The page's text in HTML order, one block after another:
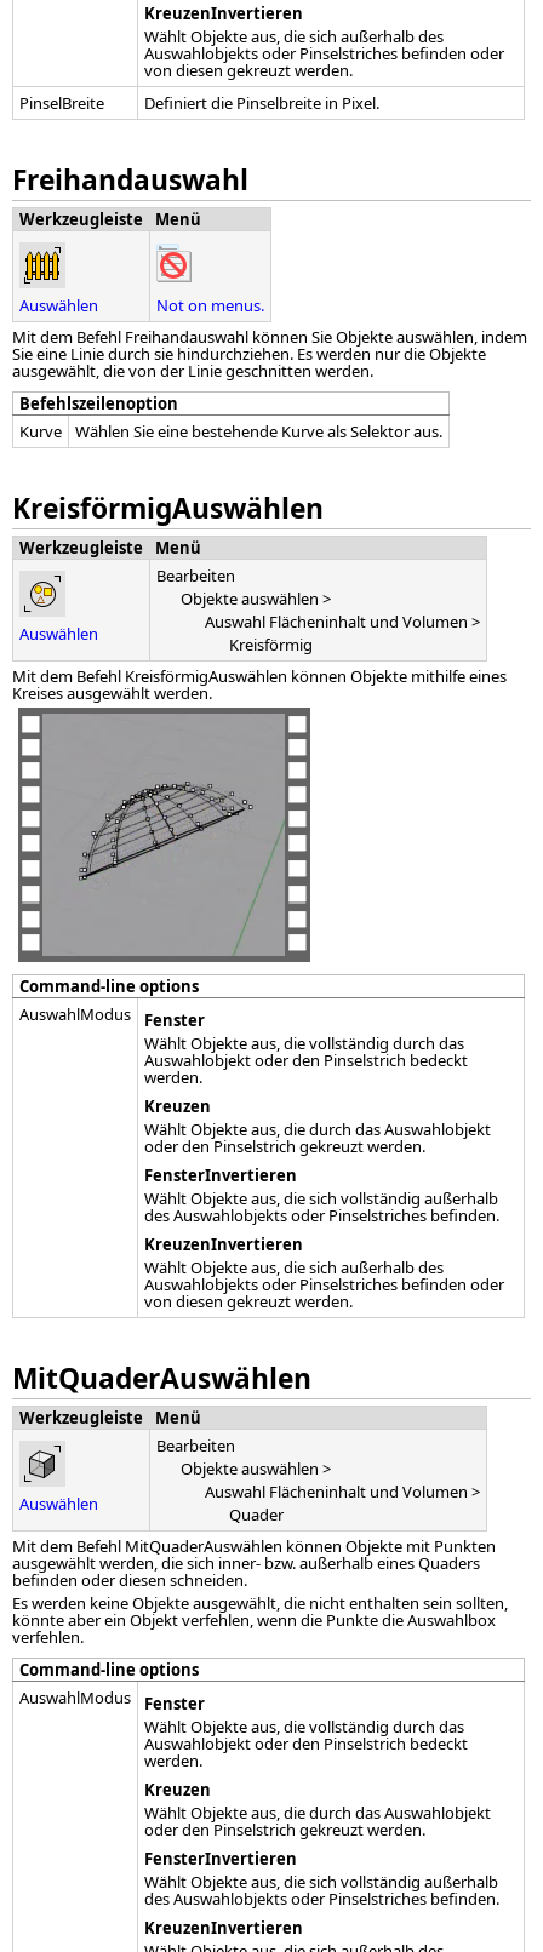
KreuzenInvertieren
Wählt Objekte aus, die sich außerhalb des
Auswahlobjekts oder Pinselstriches befinden oder
von diesen gekreuzt werden.
PinselBreite
Definiert die Pinselbreite in Pixel.
Freihandauswahl
Werkzeugleiste Menü
Auswählen
Not on menus.
Mit dem Befehl Freihandauswahl können Sie Objekte auswählen, indem
Sie eine Linie durch sie hindurchziehen. Es werden nur die Objekte
ausgewählt, die von der Linie geschnitten werden.
Befehlszeilenoption
Kurve
Wählen Sie eine bestehende Kurve als Selektor aus.
KreisförmigAuswählen
Werkzeugleiste Menü
Auswählen
Bearbeiten
Objekte auswählen >
Auswahl Flächeninhalt und Volumen >
Kreisförmig
Mit dem Befehl KreisförmigAuswählen können Objekte mithilfe eines
Kreises ausgewählt werden.
Command-line options
AuswahlModus
Fenster
Wählt Objekte aus, die vollständig durch das
Auswahlobjekt oder den Pinselstrich bedeckt
werden.
Kreuzen
Wählt Objekte aus, die durch das Auswahlobjekt
oder den Pinselstrich gekreuzt werden.
FensterInvertieren
Wählt Objekte aus, die sich vollständig außerhalb
des Auswahlobjekts oder Pinselstriches befinden.
KreuzenInvertieren
Wählt Objekte aus, die sich außerhalb des
Auswahlobjekts oder Pinselstriches befinden oder
von diesen gekreuzt werden.
MitQuaderAuswählen
Werkzeugleiste Menü
Auswählen
Bearbeiten
Objekte auswählen >
Auswahl Flächeninhalt und Volumen >
Quader
Mit dem Befehl MitQuaderAuswählen können Objekte mit Punkten
ausgewählt werden, die sich inner- bzw. außerhalb eines Quaders
befinden oder diesen schneiden.
Es werden keine Objekte ausgewählt, die nicht enthalten sein sollten,
könnte aber ein Objekt verfehlen, wenn die Punkte die Auswahlbox
verfehlen.
Command-line options
AuswahlModus
Fenster
Wählt Objekte aus, die vollständig durch das
Auswahlobjekt oder den Pinselstrich bedeckt
werden.
Kreuzen
Wählt Objekte aus, die durch das Auswahlobjekt
oder den Pinselstrich gekreuzt werden.
FensterInvertieren
Wählt Objekte aus, die sich vollständig außerhalb
des Auswahlobjekts oder Pinselstriches befinden.
KreuzenInvertieren